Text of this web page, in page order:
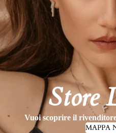
Store
Vuoi scoprire il
MAPPA